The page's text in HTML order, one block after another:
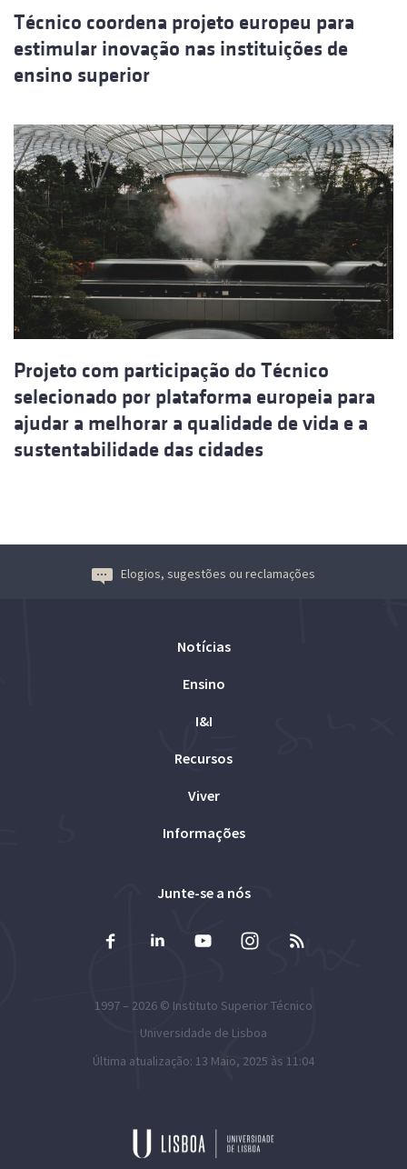
Técnico coordena projeto europeu para
estimular inovação nas instituições de
ensino superior
Projeto com participação do Técnico
selecionado por plataforma europeia para
ajudar a melhorar a qualidade de vida e a
sustentabilidade das cidades
Elogios, sugestões ou reclamações
Notícias
Ensino
I&I
Recursos
Viver
Informações
Junte-se a nós
1997 – 2026 © Instituto Superior Técnico
Universidade de Lisboa
Última atualização: 13 Maio, 2025 às 11:04